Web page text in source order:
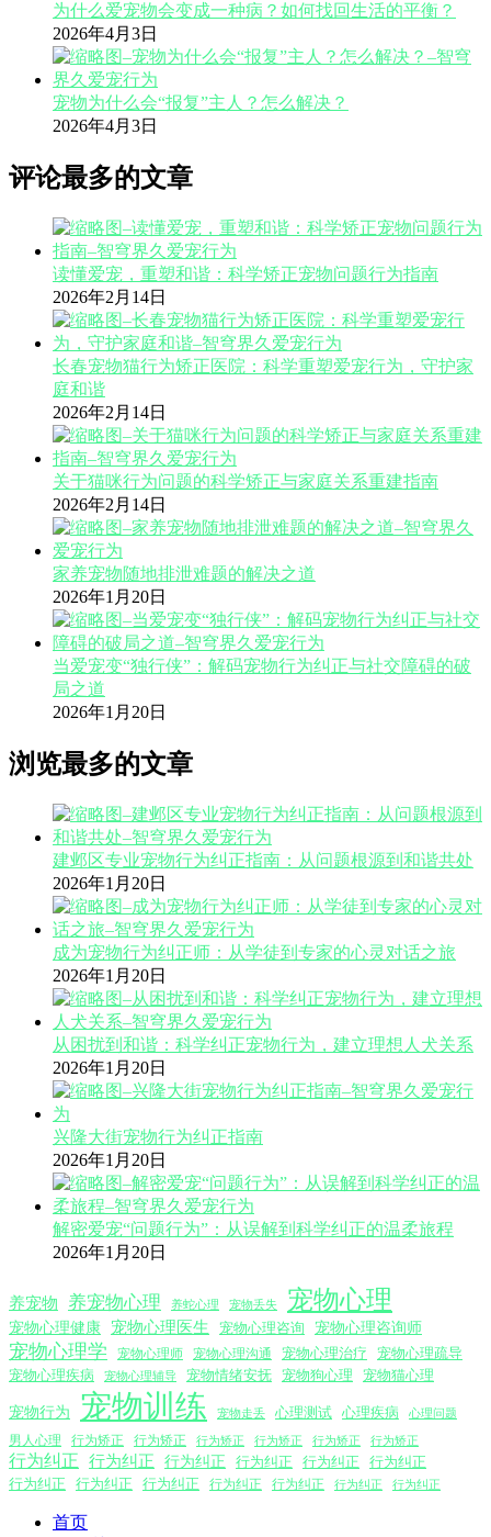
为什么爱宠物会变成一种病？如何找回生活的平衡？
2026年4月3日
宠物为什么会“报复”主人？怎么解决？
2026年4月3日
评论最多的文章
读懂爱宠，重塑和谐：科学矫正宠物问题行为指南
2026年2月14日
长春宠物猫行为矫正医院：科学重塑爱宠行为，守护家
庭和谐
2026年2月14日
关于猫咪行为问题的科学矫正与家庭关系重建指南
2026年2月14日
家养宠物随地排泄难题的解决之道
2026年1月20日
当爱宠变“独行侠”：解码宠物行为纠正与社交障碍的破
局之道
2026年1月20日
浏览最多的文章
建邺区专业宠物行为纠正指南：从问题根源到和谐共处
2026年1月20日
成为宠物行为纠正师：从学徒到专家的心灵对话之旅
2026年1月20日
从困扰到和谐：科学纠正宠物行为，建立理想人犬关系
2026年1月20日
兴隆大街宠物行为纠正指南
2026年1月20日
解密爱宠“问题行为”：从误解到科学纠正的温柔旅程
2026年1月20日
养宠物 养宠物心理 养蛇心理 宠物丢失 宠物心理
宠物心理健康 宠物心理医生 宠物心理咨询 宠物心理咨询师
宠物心理学 宠物心理师 宠物心理沟通 宠物心理治疗
宠物心理疏导
宠物心理疾病
宠物心理辅导 宠物情绪安抚 宠物狗心理 宠物猫心理
宠物行为 宠物训练 宠物走丢 心理测试 心理疾病 心理问题
男人心理 行为矫正 行为矫正 行为矫正 行为矫正 行为矫正 行为矫正
行为纠正 行为纠正 行为纠正 行为纠正 行为纠正
行为纠正
行为纠正
行为纠正 行为纠正 行为纠正 行为纠正 行为纠正 行为纠正
首页